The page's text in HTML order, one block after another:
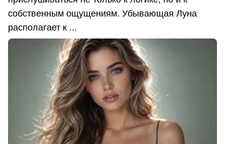
собственным ощущениям. Убывающая Луна
располагает к ...